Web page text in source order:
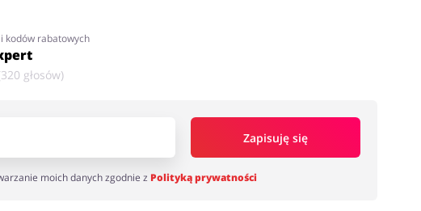
kodów rabatowych
głosów)
Zapisuję się
moich danych zgodnie z Polityką prywatności